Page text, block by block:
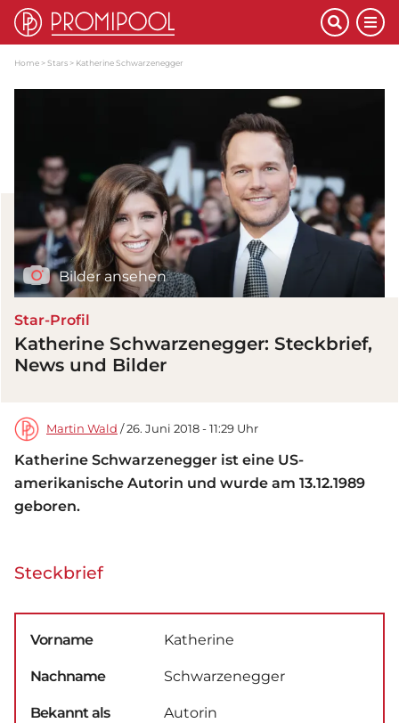
Home Stars Katherine Schwarzenegger
Bilder ansehen
Star-Profil
Katherine Schwarzenegger: Steckbrief,
News und Bilder
Martin Wald / 26. Juni 2018 - 11:29 Uhr
Katherine Schwarzenegger ist eine US-
amerikanische Autorin und wurde am 13.12.1989
geboren.
Steckbrief
Vorname Katherine
Nachname Schwarzenegger
Bekannt als Autorin